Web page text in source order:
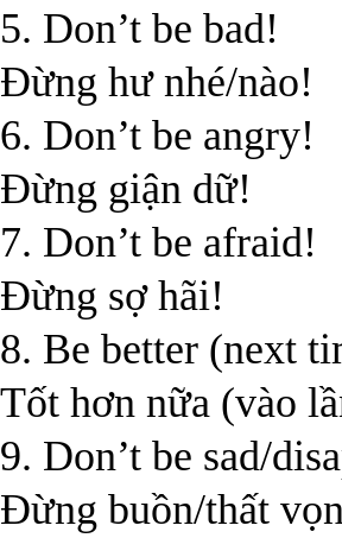
5. Don’t be bad!
Đừng hư nhé/nào!
6. Don’t be angry!
Đừng giận dữ!
7. Don’t be afraid!
Đừng sợ hãi!
8. Be better (next
Tốt hơn nữa (vào
9. Don’t be sad/
Đừng buồn/thất